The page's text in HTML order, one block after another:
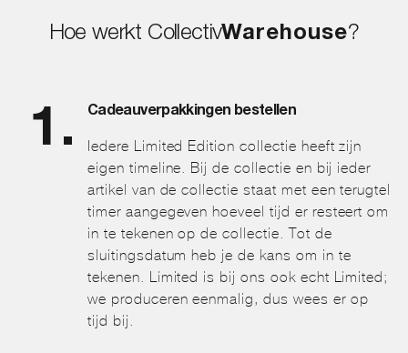
Hoe werkt CollectivWarehouse?
Cadeauverpakkingen bestellen
Iedere Limited Edition collectie heeft zijn
eigen timeline. Bij de collectie en bij ieder
artikel van de collectie staat met een terugtel
timer aangegeven hoeveel tijd er resteert om
in te tekenen op de collectie. Tot de
sluitingsdatum heb je de kans om in te
tekenen. Limited is bij ons ook echt Limited;
we produceren eenmalig, dus wees er op
tijd bij.